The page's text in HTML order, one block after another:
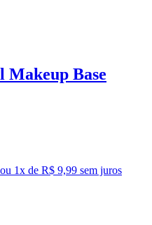
Makeup Base
ou 1x de R$ 9,99 sem juros